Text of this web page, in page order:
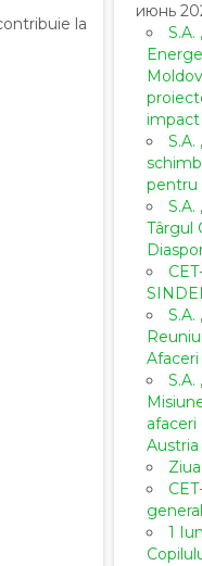
la
июнь
impact
S.A.
pentru
S.A.
Târgul
S.A.
S.A.
afaceri
Austria
1